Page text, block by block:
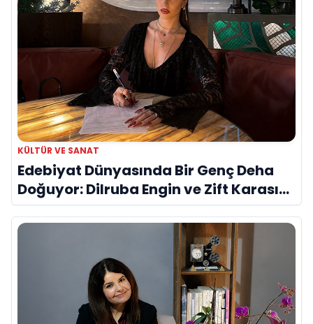
KÜLTÜR VE SANAT
Edebiyat Dünyasında Bir Genç Deha
Doğuyor: Dilruba Engin ve Zift Karası
Evreni ‘AVENOİR’